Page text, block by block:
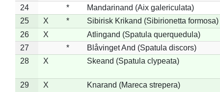
24
*
Mandarinand (Aix galericulata)
25
X *
Sibirisk Krikand (Sibirionetta formosa)
26
X
Atlingand (Spatula querquedula)
27
*
Blåvinget And (Spatula discors)
28
X Skeand (Spatula clypeata)
29 X Knarand (Mareca strepera)